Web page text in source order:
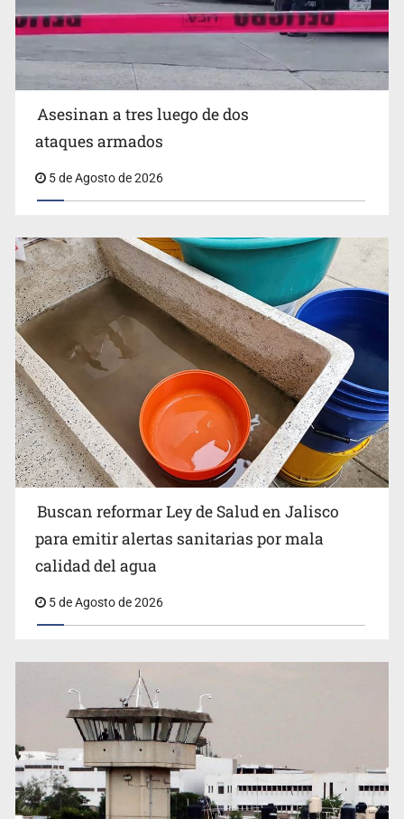
Zapopan
Buscan reformar Ley de Salud en Jalisco para emitir
alertas sanitarias por mala calidad del agua
Citarían a Medrano si persiste falta de diálogo con
vecinos de Mirador San Isidro
Asesinan a tres luego de dos
ataques armados
5 de Agosto de 2026
Buscan reformar Ley de Salud en Jalisco
para emitir alertas sanitarias por mala
calidad del agua
5 de Agosto de 2026